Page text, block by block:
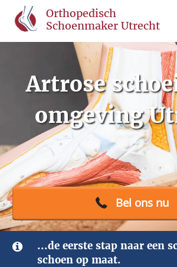
Orthopedisch
Schoenmaker Utrecht
Artrose
omgeving
Bel ons nu
...de eerste stap naar een
schoen op maat.